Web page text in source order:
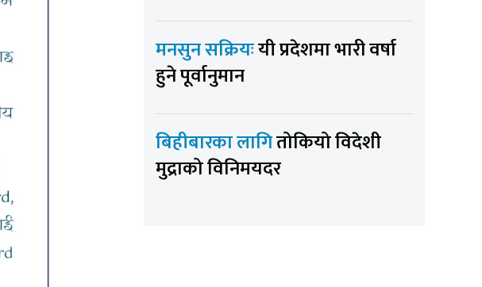
मनसुन सक्रियःयी प्रदेशमा भारी वर्षा
हुने पूर्वानुमान
बिहीबारका लागितोकियो विदेशी
मुद्राको विनिमयदर